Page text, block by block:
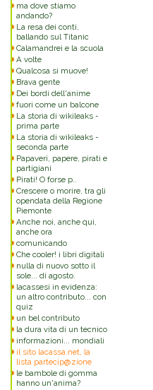
ma dove stiamo
andando?
La resa dei conti,
ballando sul Titanic
Calamandrei e la scuola
A volte
Qualcosa si muove!
Brava gente
Dei bordi dell'anime
fuori come un balcone
La storia di wikileaks -
prima parte
La storia di wikileaks -
seconda parte
Papaveri, papere, pirati e
partigiani
Pirati! O forse p..
Crescere o morire, tra gli
opendata della Regione
Piemonte
Anche noi, anche qui,
anche ora
comunicando
Che cooler! i libri digitali
nulla di nuovo sotto il
sole... di agosto.
lacassesi in evidenza:
un altro contributo... con
quiz
un bel contributo
la dura vita di un tecnico
informazioni... mondiali
il sito lacassa.net, la
lista partecip@zione
le bambole di gomma
hanno un'anima?